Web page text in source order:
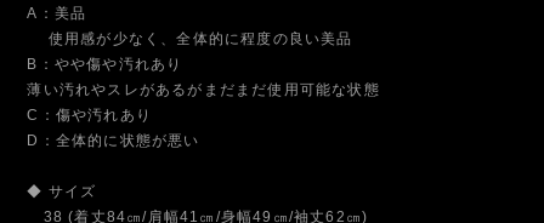
A：美品
使用感が少なく、全体的に程度の良い美品
B：やや傷や汚れあり
薄い汚れやスレがあるがまだまだ使用可能な状態
C：傷や汚れあり
D：全体的に状態が悪い
◆ サイズ
38 (着丈84㎝/肩幅41㎝/身幅49㎝/袖丈62㎝)